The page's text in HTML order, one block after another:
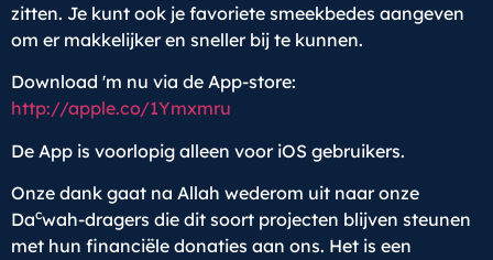
zitten. Je kunt ook je favoriete smeekbedes aangeven
om er makkelijker en sneller bij te kunnen.
Download 'm nu via de App-store:
http://apple.co/1Ymxmru
De App is voorlopig alleen voor iOS gebruikers.
Onze dank gaat na Allah wederom uit naar onze
Dacwah-dragers die dit soort projecten blijven steunen
met hun financiële donaties aan ons. Het is een